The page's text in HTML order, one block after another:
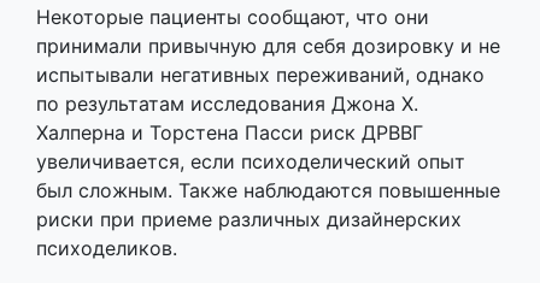
Некоторые пациенты сообщают, что они
принимали привычную для себя дозировку и не
испытывали негативных переживаний, однако
по результатам исследования Джона Х.
Халперна и Торстена Пасси риск ДРВВГ
увеличивается, если психоделический опыт
был сложным. Также наблюдаются повышенные
риски при приеме различных дизайнерских
психоделиков.